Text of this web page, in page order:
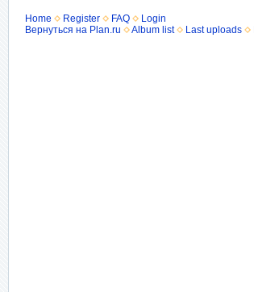
Home Register FAQ
Login
Вернуться на Plan.ru
Album list Last uploads